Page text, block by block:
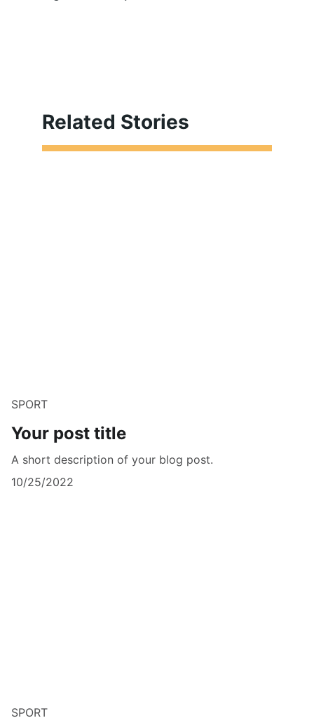
Related Stories
SPORT
Your post title
A short description of your blog post.
10/25/2022
SPORT